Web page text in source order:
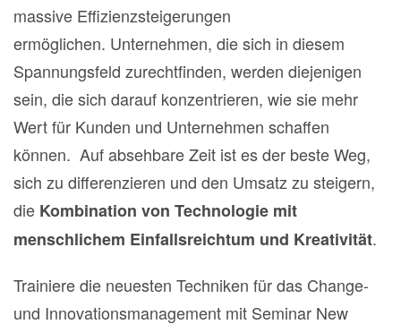
massive Effizienzsteigerungen
ermöglichen. Unternehmen, die sich in diesem
Spannungsfeld zurechtfinden, werden diejenigen
sein, die sich darauf konzentrieren, wie sie mehr
Wert für Kunden und Unternehmen schaffen
können. Auf absehbare Zeit ist es der beste Weg,
sich zu differenzieren und den Umsatz zu steigern,
die Kombination von Technologie mit
menschlichem Einfallsreichtum und Kreativität.
Trainiere die neuesten Techniken für das Change-
und Innovationsmanagement mit Seminar New